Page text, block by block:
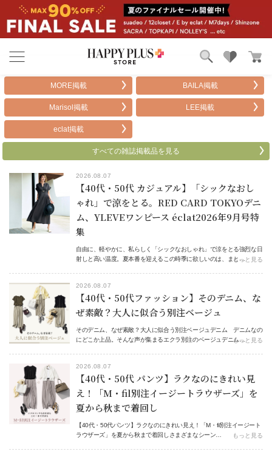
雑誌掲載アイテム
お気に入り
MORE掲載 BAILA掲載
Marisol掲載 LEE掲載
eclat掲載
すべての雑誌掲載品を見る
2026.08.07
【40代・50代 カジュアル】「シックなおし
ゃれ」で涼をとる。RED CARD TOKYOデニ
ム、YLEVEワンピース éclat2026年9月号特
集
自由に、軽やかに、私らしく「シックなおしゃれ」で涼をとる強烈な日
射しと高い温度。夏本番を迎えるこの時季に欲しいのは、まと…もっと見る
2026.08.07
【40代・50代ファッション】そのデニム、な
ぜ素敵？大人に似合う別注ベージュ
そのデニム、なぜ素敵？大人に似合う別注ベージュデニム デニムなの
にどこか上品。そんな声が集まるエクラ別注のベージュデニム…もっと見る
2026.08.07
【40代・50代 パンツ】ラクなのにきれい見
え！「M・fil別注イージートラウザーズ」を
夏から秋まで着回し
【40代・50代パンツ】ラクなのにきれい見え！「M・fil別注イージート
ラウザーズ」を夏から秋まで着回しさまざまなシーン…
もっと見る